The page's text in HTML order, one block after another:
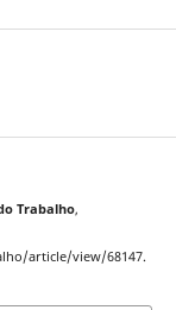
Trabalho,
article/view/68147.